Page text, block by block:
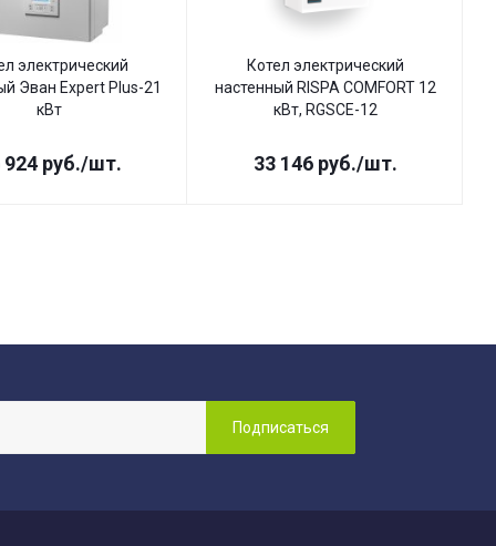
электрический
Эван Expert Plus-21
кВт
924руб./шт.
Котел электрический
настенный RISPA COMFORT 12
кВт, RGSCE-12
33 146руб./шт.